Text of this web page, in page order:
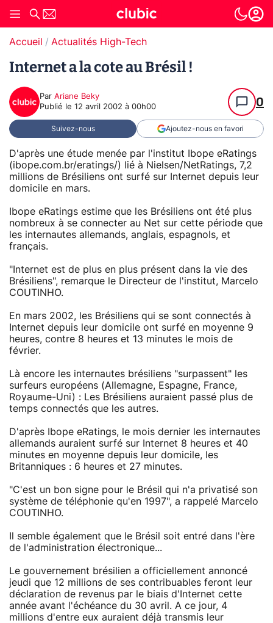
Accueil Actualités High-Tech
Internet a la cote au Brésil !
Par Ariane Beky
Publié le 12 avril 2002 à 00h00 0
Suivez-nous Ajoutez-nous en favori
D'après une étude menée par l'institut Ibope eRatings
(ibope.com.br/eratings/) lié à Nielsen/NetRatings, 7,2
millions de Brésiliens ont surfé sur Internet depuis leur
domicile en mars.
Ibope eRatings estime que les Brésiliens ont été plus
nombreux à se connecter au Net sur cette période que
les internautes allemands, anglais, espagnols, et
français.
"Internet est de plus en plus présent dans la vie des
Brésiliens", remarque le Directeur de l'institut, Marcelo
COUTINHO.
En mars 2002, les Brésiliens qui se sont connectés à
Internet depuis leur domicile ont surfé en moyenne 9
heures, contre 8 heures et 13 minutes le mois de
février.
Là encore les internautes brésiliens "surpassent" les
surfeurs européens (Allemagne, Espagne, France,
Royaume-Uni) : Les Brésiliens auraient passé plus de
temps connectés que les autres.
D'après Ibope eRatings, le mois dernier les internautes
allemands auraient surfé sur Internet 8 heures et 40
minutes en moyenne depuis leur domicile, les
Britanniques : 6 heures et 27 minutes.
"C'est un bon signe pour le Brésil qui n'a privatisé son
système de téléphonie qu'en 1997", a rappelé Marcelo
COUTINHO.
Il semble également que le Brésil soit entré dans l'ère
de l'administration électronique...
Le gouvernement brésilien a officiellement annoncé
jeudi que 12 millions de ses contribuables feront leur
déclaration de revenus par le biais d'Internet cette
année avant l'échéance du 30 avril. A ce jour, 4
millions d'entre eux auraient déjà transmis leur